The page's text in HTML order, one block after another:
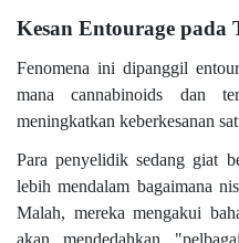
Kesan Entourage pada
Fenomena ini dipanggil
mana cannabinoids dan
meningkatkan keberkesanan
Para penyelidik sedang giat
lebih mendalam bagaimana
Malah, mereka mengakui
akan mendedahkan